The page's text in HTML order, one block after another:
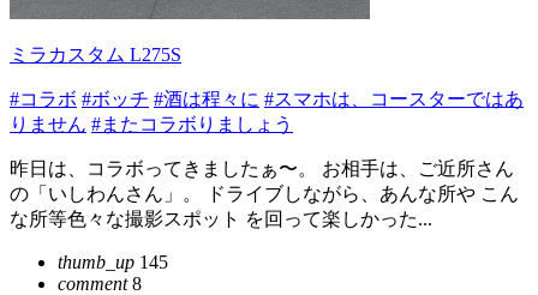
ミラカスタム L275S
#コラボ #ボッチ #酒は程々に #スマホは、コースターではあ
りません #またコラボりましょう
昨日は、コラボってきましたぁ〜。 お相手は、ご近所さん
の「いしわんさん」。 ドライブしながら、あんな所や こん
な所等色々な撮影スポット を回って楽しかった...
thumb_up 145
comment8